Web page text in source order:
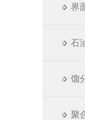
界
石
馏
聚